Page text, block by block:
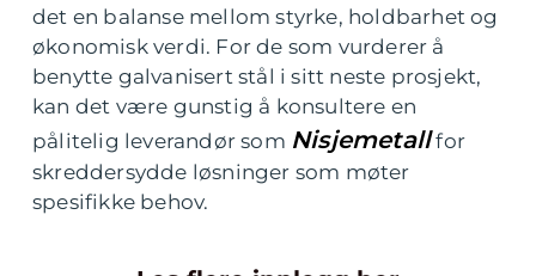
det en balanse mellom styrke, holdbarhet og
økonomisk verdi. For de som vurderer å
benytte galvanisert stål i sitt neste prosjekt,
kan det være gunstig å konsultere en
pålitelig leverandør som Nisjemetall for
skreddersydde løsninger som møter
spesifikke behov.